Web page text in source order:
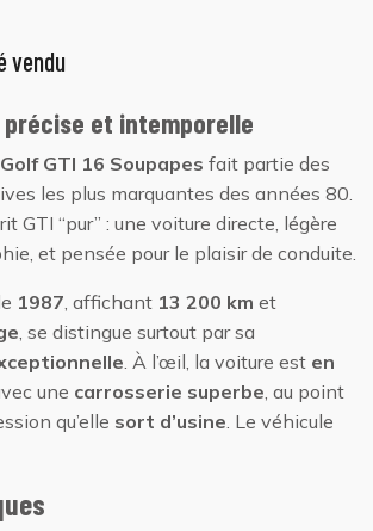
vendu
précise et intemporelle
GTI 16 Soupapes fait partie des
les plus marquantes des années 80.
GTI “pur” : une voiture directe, légère
et pensée pour le plaisir de conduite.
1987, affichant 13 200 km et
, se distingue surtout par sa
. À l’œil, la voiture est en
une carrosserie superbe, au point
qu’elle sort d’usine. Le véhicule